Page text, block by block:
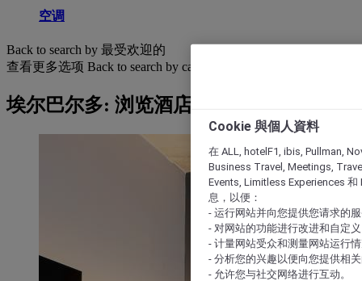
空调
Back to search by 最受欢迎的
查看更多选项 Back to search by categories
埃尔巴尔多: 浏览酒店
Cookie 與個人資料
在 ALL, hotelF1, ibis, Pullman,
Business Travel, Meetings,
Events, Limitless Experiences 和
息，以便：
- 运行网站并向您提供您请求的
- 对网站的功能进行改进和自定义
- 计量网站受众和测量网站运行
- 分析您的兴趣以便向您提供相
- 允许您与社交网络进行互动。